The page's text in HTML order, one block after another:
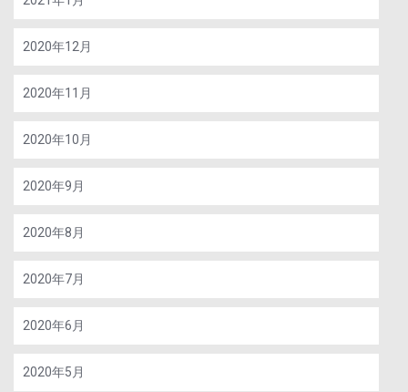
2020年12月
2020年11月
2020年10月
2020年9月
2020年8月
2020年7月
2020年6月
2020年5月